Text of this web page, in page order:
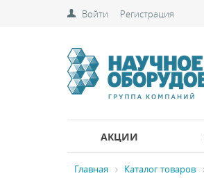
Войти Регистрация
АКЦИИ
Главная Каталог товаров